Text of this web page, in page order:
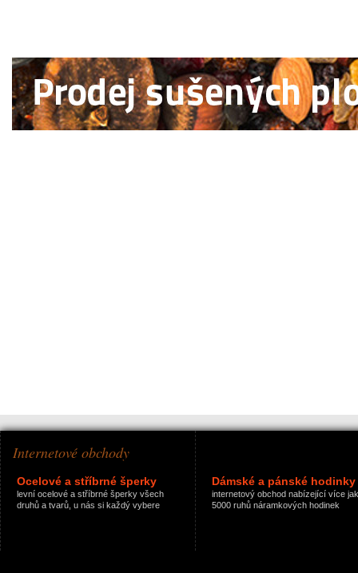
Internetové obchody
Ocelové a stříbrné šperky
levní ocelové a stříbrné šperky všech
druhů a tvarů, u nás si každý vybere
Dámské a pánské hodinky
internetový obchod nabízející více jak
5000 ruhů náramkových hodinek